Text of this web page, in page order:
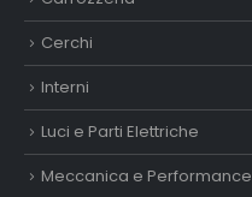
Cerchi
Interni
Luci e Parti Elettriche
Meccanica e Performance